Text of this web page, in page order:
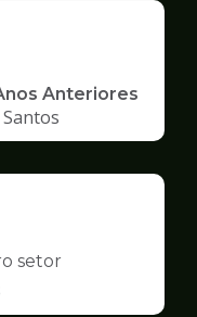
Anteriores
setor